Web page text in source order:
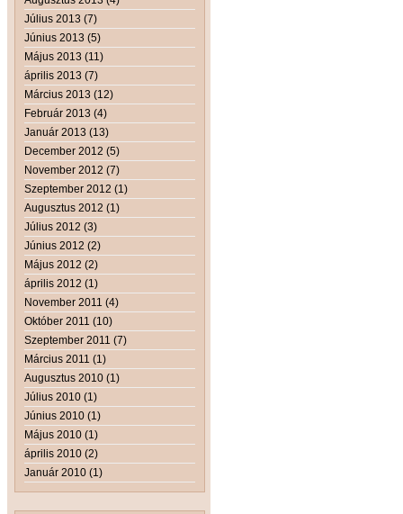
Július 2013 (7)
Június 2013 (5)
Május 2013 (11)
április 2013 (7)
Március 2013 (12)
Február 2013 (4)
Január 2013 (13)
December 2012 (5)
November 2012 (7)
Szeptember 2012 (1)
Augusztus 2012 (1)
Július 2012 (3)
Június 2012 (2)
Május 2012 (2)
április 2012 (1)
November 2011 (4)
Október 2011 (10)
Szeptember 2011 (7)
Március 2011 (1)
Augusztus 2010 (1)
Július 2010 (1)
Június 2010 (1)
Május 2010 (1)
április 2010 (2)
Január 2010 (1)